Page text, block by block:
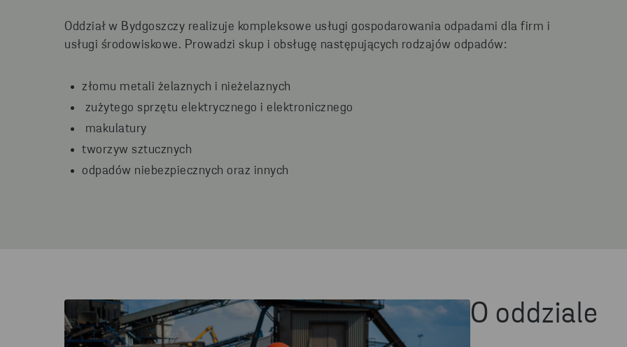
Oddział w Bydgoszczy realizuje kompleksowe usługi gospodarowania odpadami dla firm i
usługi środowiskowe. Prowadzi skup i obsługę następujących rodzajów odpadów:
złomu metali żelaznych i nieżelaznych
zużytego sprzętu elektrycznego i elektronicznego
makulatury
tworzyw sztucznych
odpadów niebezpiecznych oraz innych
O oddziale